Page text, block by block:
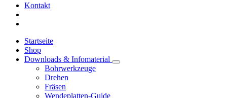
Kontakt
Startseite
Shop
Downloads & Infomaterial
Bohrwerkzeuge
Drehen
Fräsen
Wendeplatten-Guide